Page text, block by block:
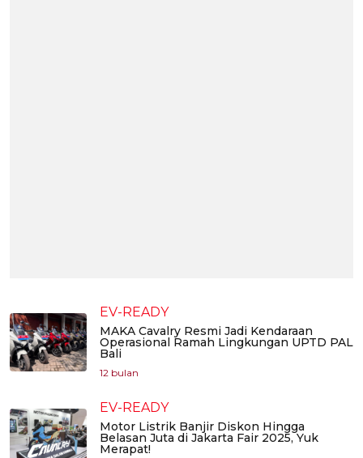
EV-READY
MAKA Cavalry Resmi Jadi Kendaraan
Operasional Ramah Lingkungan UPTD PAL
Bali
12 bulan
EV-READY
Motor Listrik Banjir Diskon Hingga
Belasan Juta di Jakarta Fair 2025, Yuk
Merapat!